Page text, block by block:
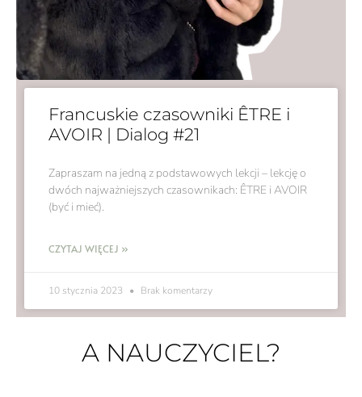
Francuskie czasowniki ÊTRE i
AVOIR | Dialog #21
Zapraszam na jedną z podstawowych lekcji – lekcję o
dwóch najważniejszych czasownikach: ÊTRE i AVOIR
(być i mieć).
CZYTAJ WIĘCEJ »
10 stycznia 2023 Brak komentarzy
A NAUCZYCIEL?